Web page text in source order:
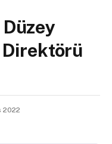
Direktörü
2022